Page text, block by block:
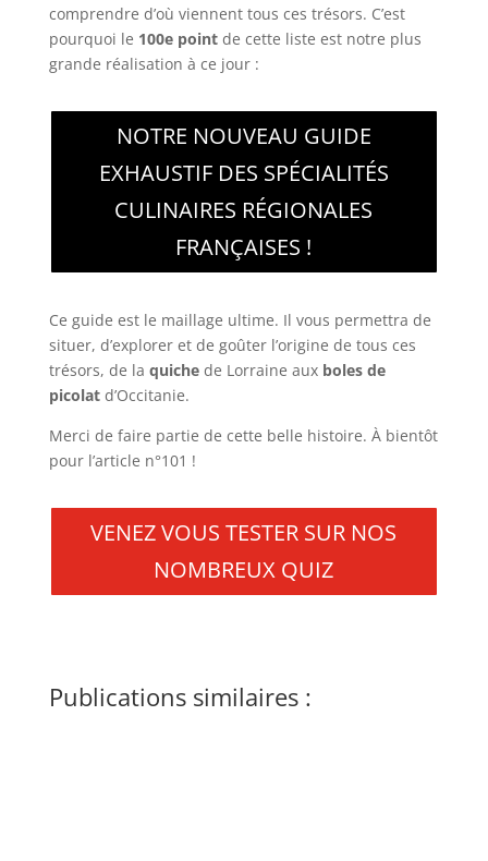
comprendre d’où viennent tous ces trésors. C’est
pourquoi le 100e pointde cette liste est notre plus
grande réalisation à ce jour :
NOTRE NOUVEAU GUIDE
EXHAUSTIF DES SPÉCIALITÉS
CULINAIRES RÉGIONALES
FRANÇAISES !
Ce guide est le maillage ultime. Il vous permettra de
situer, d’explorer et de goûter l’origine de tous ces
trésors, de la quichede Lorraine aux boles de
picolatd’Occitanie.
Merci de faire partie de cette belle histoire. À bientôt
pour l’article n°101 !
VENEZ VOUS TESTER SUR NOS
NOMBREUX QUIZ
Publications similaires :